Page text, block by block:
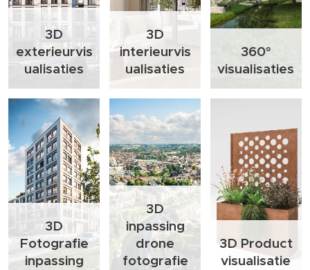
3D
exterieurvis
ualisaties
3D
interieurvis
ualisaties
360°
visualisaties
3D
Fotografie
inpassing
3D
inpassing
drone
fotografie
3D Product
visualisatie